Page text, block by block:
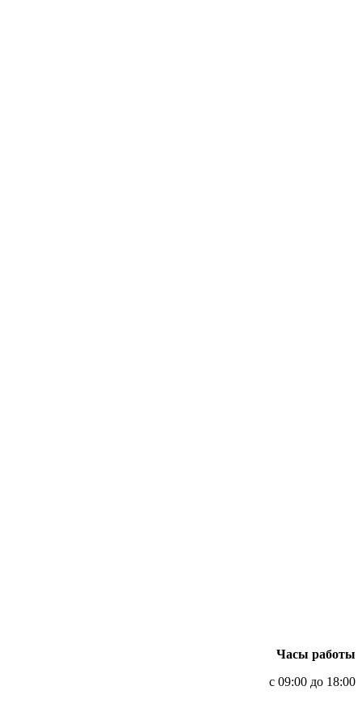
Часы работы
с 09:00 до 18:00